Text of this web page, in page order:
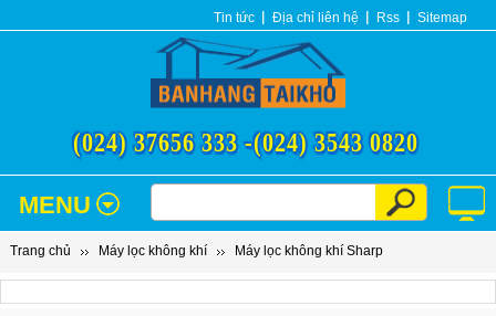
Tin tức Địa chỉ liên hệ Rss Sitemap
(024) 37656 333 -(024) 3543 0820
MENU
Trang chủ Máy lọc không khí Máy lọc không khí Sharp